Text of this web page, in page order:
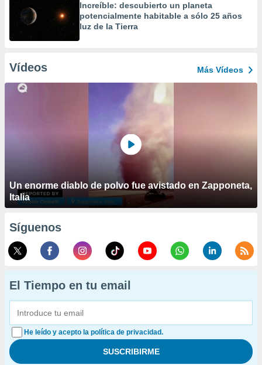
Increíble: descubierto un planeta
potencialmente habitable a sólo 25 años
luz de la Tierra
Vídeos Más Vídeos
Un enorme diablo de polvo fue avistado en Zapponeta,
Italia
Síguenos
El Tiempo en tu email
He leído y acepto la política de privacidad.